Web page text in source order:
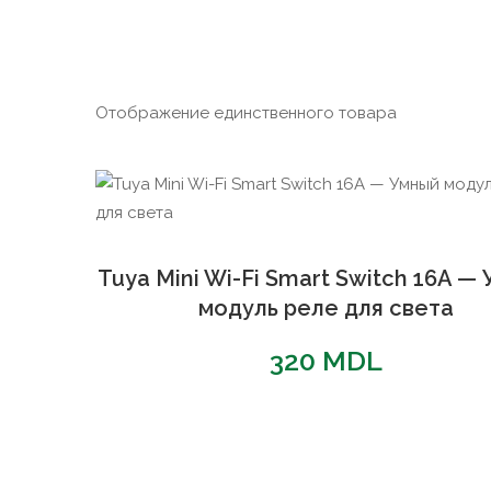
Отображение единственного товара
Tuya Mini Wi-Fi Smart Switch 16A —
модуль реле для света
320 MDL